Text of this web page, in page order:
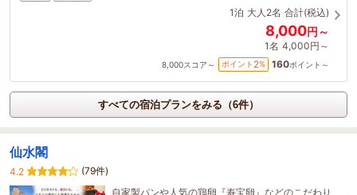
1泊 大人2名 合計(税込)
8,000円～
1名 4,000円～
8,000スコア～ ポイント 2% 160ポイント～
すべての宿泊プランをみる（6件）
仙水閣
4.2
(79件)
自家製パンや人気の鶏卵『寿宝卵』などのこだわり